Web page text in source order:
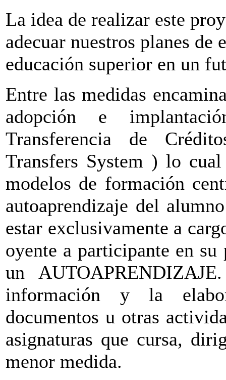
La idea de realizar este
adecuar nuestros planes de
educación superior en un
Entre las medidas
adopción e
Transferencia de
Transfers System ) lo
modelos de formación
autoaprendizaje del
estar exclusivamente a
oyente a participante en
un
información y la
documentos u otras
asignaturas que cursa,
menor medida.